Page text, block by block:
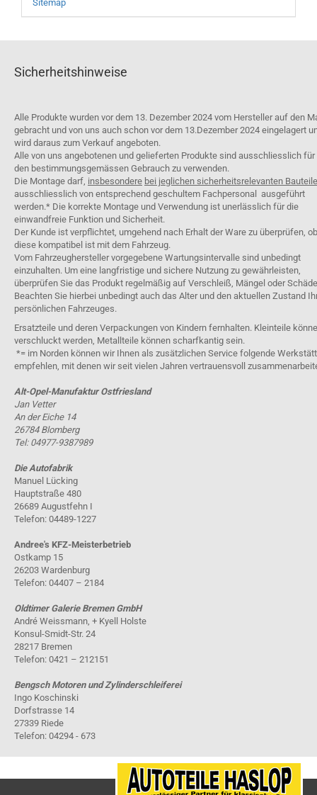
Sitemap
Sicherheitshinweise
Alle Produkte wurden vor dem 13. Dezember 2024 vom Hersteller auf den
gebracht und von uns auch schon vor dem 13.Dezember 2024 eingelagert
wird daraus zum Verkauf angeboten.
Alle von uns angebotenen und gelieferten Produkte sind ausschliesslich für
den bestimmungsgemässen Gebrauch zu verwenden.
Die Montage darf, insbesondere bei jeglichen sicherheitsrelevanten
ausschliesslich von entsprechend geschultem Fachpersonal ausgeführt
werden.* Die korrekte Montage und Verwendung ist unerlässlich für die
einwandfreie Funktion und Sicherheit.
Der Kunde ist verpflichtet, umgehend nach Erhalt der Ware zu überprüfen, ob
diese kompatibel ist mit dem Fahrzeug.
Vom Fahrzeughersteller vorgegebene Wartungsintervalle sind unbedingt
einzuhalten. Um eine langfristige und sichere Nutzung zu gewährleisten,
überprüfen Sie das Produkt regelmäßig auf Verschleiß, Mängel oder
Beachten Sie hierbei unbedingt auch das Alter und den aktuellen Zustand
persönlichen Fahrzeuges.
Ersatzteile und deren Verpackungen von Kindern fernhalten. Kleinteile
verschluckt werden, Metallteile können scharfkantig sein.
*= im Norden können wir Ihnen als zusätzlichen Service folgende
empfehlen, mit denen wir seit vielen Jahren vertrauensvoll
Alt-Opel-Manufaktur Ostfriesland
Jan Vetter
An der Eiche 14
26784 Blomberg
Tel: 04977-9387989
Die Autofabrik
Manuel Lücking
Hauptstraße 480
26689 Augustfehn I
Telefon: 04489-1227
Andree's KFZ-Meisterbetrieb
Ostkamp 15
26203 Wardenburg
Telefon: 04407 – 2184
Oldtimer Galerie Bremen GmbH
André Weissmann, + Kyell Holste
Konsul-Smidt-Str. 24
28217 Bremen
Telefon: 0421 – 212151
Bengsch Motoren und Zylinderschleiferei
Ingo Koschinski
Dorfstrasse 14
27339 Riede
Telefon: 04294 - 673